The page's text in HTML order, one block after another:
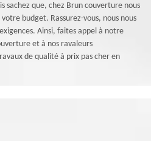
sachez que, chez Brun couverture nous
budget. Rassurez-vous, nous nous
Ainsi, faites appel à notre
et à nos ravaleurs
de qualité à prix pas cher en